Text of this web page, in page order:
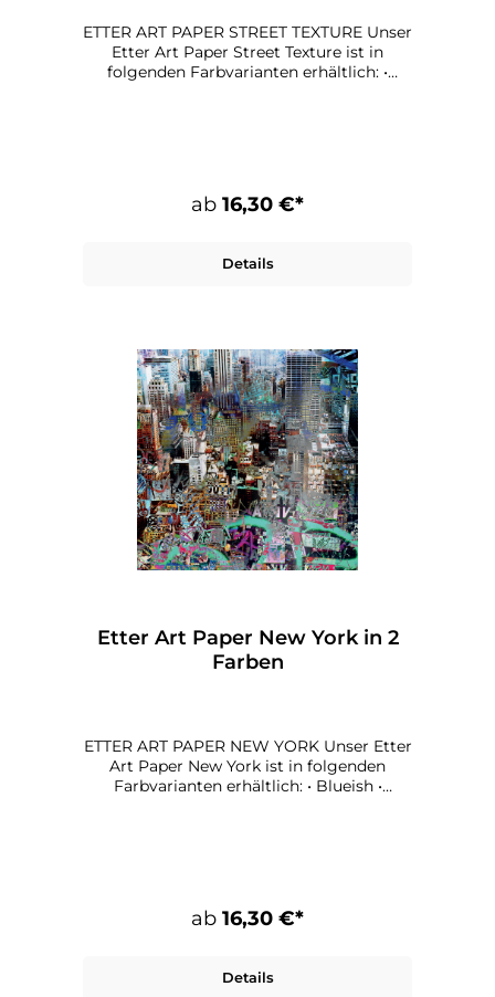
ETTER ART PAPER STREET TEXTURE Unser
Etter Art Paper Street Texture ist in
folgenden Farbvarianten erhältlich: •
ab 16,30 €*
Details
Etter Art Paper New York in 2
Farben
ETTER ART PAPER NEW YORK Unser Etter
Art Paper New York ist in folgenden
Farbvarianten erhältlich: • Blueish •
ab 16,30 €*
Details